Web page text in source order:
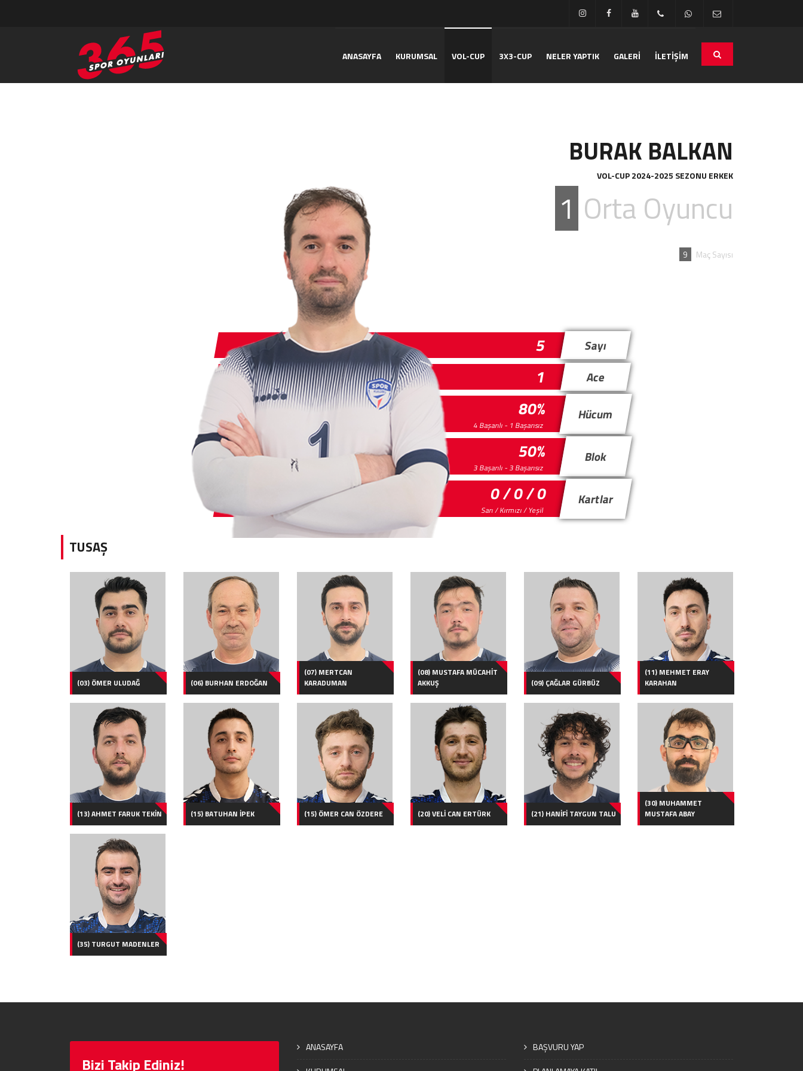
ANASAYFA KURUMSAL VOL-CUP 3X3-CUP NELER YAPTIK GALERİ İLETİŞİM
BURAK BALKAN
VOL-CUP 2024-2025 SEZONU ERKEK
1 Orta Oyuncu
9 Maç Sayısı
5 Sayı
1 Ace
80%
4 Başarılı - 1 Başarısız
Hücum
50%
3 Başarılı - 3 Başarısız
Blok
0 / 0 / 0
Sarı / Kırmızı / Yeşil
Kartlar
TUSAŞ
(03) ÖMER ULUDAĞ (06) BURHAN ERDOĞAN
(07) MERTCAN
KARADUMAN
(08) MUSTAFA MÜCAHİT
AKKUŞ
(09) ÇAĞLAR GÜRBÜZ
(11) MEHMET ERAY
KARAHAN
(13) AHMET FARUK TEKİN (15) BATUHAN İPEK (15) ÖMER CAN ÖZDERE (20) VELİ CAN ERTÜRK (21) HANİFİ TAYGUN TALU
(30) MUHAMMET
MUSTAFA ABAY
(35) TURGUT MADENLER
Bizi Takip Ediniz!
ANASAYFA
BAŞVURU YAP